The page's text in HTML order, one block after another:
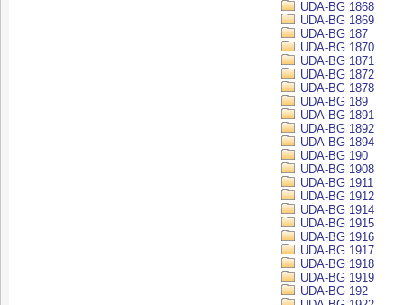
UDA-BG 1868
UDA-BG 1869
UDA-BG 187
UDA-BG 1870
UDA-BG 1871
UDA-BG 1872
UDA-BG 1878
UDA-BG 189
UDA-BG 1891
UDA-BG 1892
UDA-BG 1894
UDA-BG 190
UDA-BG 1908
UDA-BG 1911
UDA-BG 1912
UDA-BG 1914
UDA-BG 1915
UDA-BG 1916
UDA-BG 1917
UDA-BG 1918
UDA-BG 1919
UDA-BG 192